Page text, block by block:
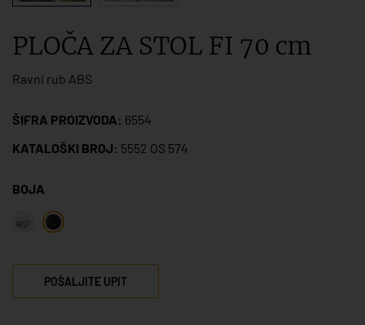
PLOČA ZA STOL FI 70 cm
Ravni rub ABS
ŠIFRA PROIZVODA: 6554
KATALOŠKI BROJ: 5552 OS 574
BOJA
POŠALJITE UPIT